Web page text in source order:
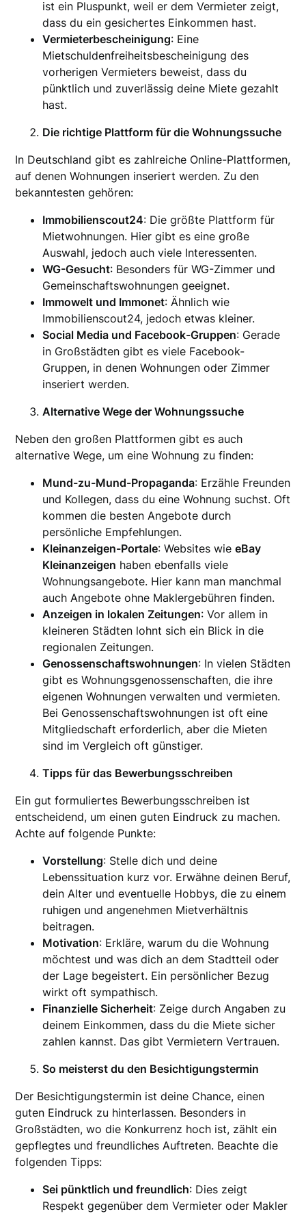
ist ein Pluspunkt, weil er dem Vermieter zeigt,
dass du ein gesichertes Einkommen hast.
Vermieterbescheinigung: Eine
Mietschuldenfreiheitsbescheinigung des
vorherigen Vermieters beweist, dass du
pünktlich und zuverlässig deine Miete gezahlt
hast.
Die richtige Plattform für die Wohnungssuche
In Deutschland gibt es zahlreiche Online-Plattformen,
auf denen Wohnungen inseriert werden. Zu den
bekanntesten gehören:
Immobilienscout24: Die größte Plattform für
Mietwohnungen. Hier gibt es eine große
Auswahl, jedoch auch viele Interessenten.
WG-Gesucht: Besonders für WG-Zimmer und
Gemeinschaftswohnungen geeignet.
Immowelt und Immonet: Ähnlich wie
Immobilienscout24, jedoch etwas kleiner.
Social Media und Facebook-Gruppen: Gerade
in Großstädten gibt es viele Facebook-
Gruppen, in denen Wohnungen oder Zimmer
inseriert werden.
Alternative Wege der Wohnungssuche
Neben den großen Plattformen gibt es auch
alternative Wege, um eine Wohnung zu finden:
Mund-zu-Mund-Propaganda: Erzähle Freunden
und Kollegen, dass du eine Wohnung suchst. Oft
kommen die besten Angebote durch
persönliche Empfehlungen.
Kleinanzeigen-Portale: Websites wieeBay
Kleinanzeigen haben ebenfalls viele
Wohnungsangebote. Hier kann man manchmal
auch Angebote ohne Maklergebühren finden.
Anzeigen in lokalen Zeitungen: Vor allem in
kleineren Städten lohnt sich ein Blick in die
regionalen Zeitungen.
Genossenschaftswohnungen: In vielen Städten
gibt es Wohnungsgenossenschaften, die ihre
eigenen Wohnungen verwalten und vermieten.
Bei Genossenschaftswohnungen ist oft eine
Mitgliedschaft erforderlich, aber die Mieten
sind im Vergleich oft günstiger.
Tipps für das Bewerbungsschreiben
Ein gut formuliertes Bewerbungsschreiben ist
entscheidend, um einen guten Eindruck zu machen.
Achte auf folgende Punkte:
Vorstellung: Stelle dich und deine
Lebenssituation kurz vor. Erwähne deinen Beruf,
dein Alter und eventuelle Hobbys, die zu einem
ruhigen und angenehmen Mietverhältnis
beitragen.
Motivation: Erkläre, warum du die Wohnung
möchtest und was dich an dem Stadtteil oder
der Lage begeistert. Ein persönlicher Bezug
wirkt oft sympathisch.
Finanzielle Sicherheit: Zeige durch Angaben zu
deinem Einkommen, dass du die Miete sicher
zahlen kannst. Das gibt Vermietern Vertrauen.
So meisterst du den Besichtigungstermin
Der Besichtigungstermin ist deine Chance, einen
guten Eindruck zu hinterlassen. Besonders in
Großstädten, wo die Konkurrenz hoch ist, zählt ein
gepflegtes und freundliches Auftreten. Beachte die
folgenden Tipps:
Sei pünktlich und freundlich: Dies zeigt
Respekt gegenüber dem Vermieter oder Makler